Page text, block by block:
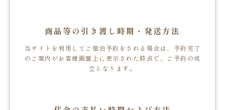
商品等の引き渡し時期・発送方法
当サイトを利用してご宿泊予約をされる場合は、予約完了
のご案内がお客様画面上に表示された時点で、ご予約の成
立となります。